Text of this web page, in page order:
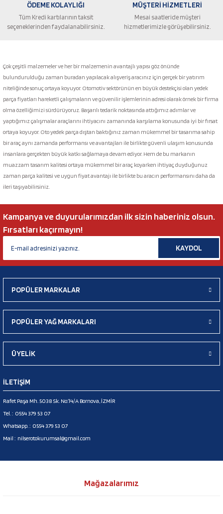
Gönder
ÖDEME KOLAYLIĞI
Tüm Kredi kartılarının taksit
seçeneklerinden faydalanabilirsiniz.
MÜŞTERİ HİZMETLERİ
Mesai saatleride müşteri
hizmetlerimizle görüşebilirsiniz.
Çok çeşitli malzemeler ve her bir malzemenin avantajlı yapısı göz önünde
bulundurulduğu zaman buradan yapılacak alışveriş aracınız için gerçek bir yatırım
niteliğinde sonuç ortaya koyuyor. Otomotiv sektörünün en büyük destekçisi olan yedek
parça fiyatları hareketli çalışmaların ve güvenilir işlemlerinin adresi olarak örnek bir firma
olma özelliğimizi sürdürüyoruz. Başarılı tedarik noktasında attığımız adımlar ve
yaptığımız çalışmalar araçlarını ihtiyacını zamanında karşılama konusunda iyi bir fırsat
ortaya koyuyor. Oto yedek parça dıştan baktığınız zaman mükemmel bir tasarıma sahip
bir araç aynı zamanda performansı ve avantajları ile birlikte güvenli ulaşım konusunda
insanlara gerçekten büyük katkı sağlamaya devam ediyor. Hem de bu markanın
muazzam tasarım kalitesi ortaya mükemmel bir araç koyarken ihtiyaç duyduğunuz
zaman parça kalitesi ve uygun fiyat avantajı ile birlikte bu aracın performansını daha da
ileri taşıyabilirsiniz.
Kampanya ve duyurularımızdan ilk sizin haberiniz olsun.
Fırsatları kaçırmayın!
KAYDOL
POPÜLER MARKALAR
POPÜLER YAĞ MARKALARI
ÜYELİK
İLETİŞİM
Rafet Paşa Mh. 5038 Sk. No:14/A Bornova, İZMİR
Tel. : 0554 379 53 07
Whatsapp. : 0554 379 53 07
Mail : nilserotokurumsal@gmail.com
Mağazalarımız